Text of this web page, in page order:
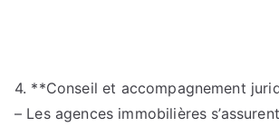
4. **Conseil et accompagnement
– Les agences immobilières